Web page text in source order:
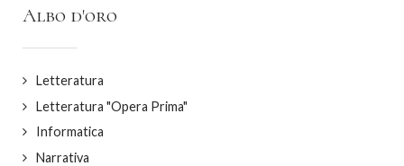
Albo d'oro
Letteratura
Letteratura "Opera Prima"
Informatica
Narrativa